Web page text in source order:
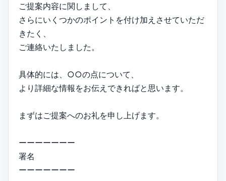
ご提案内容に関しまして、
さらにいくつかのポイントを付け加えさせていただ
きたく、
ご連絡いたしました。
具体的には、○○の点について、
より詳細な情報をお伝えできればと思います。
まずはご提案へのお礼を申し上げます。
ーーーーーーー
署名
ーーーーーーー